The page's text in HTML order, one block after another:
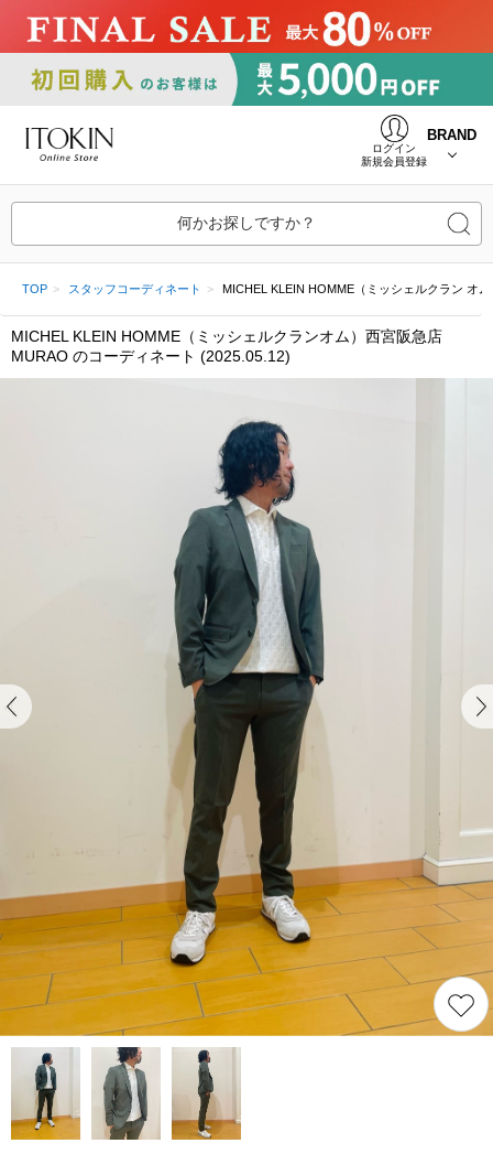
ログイン
新規会員登録
BRAND
何かお探しですか？
TOP スタッフコーディネート MICHEL KLEIN HOMME（ミッシェルクラン オ
MICHEL KLEIN HOMME（ミッシェルクランオム）西宮阪急店
MURAO のコーディネート (2025.05.12)